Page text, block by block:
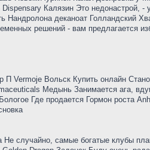
Калязин Это недонастрой, -
Нандролона деканоат Голландский
решений - вам предлагается
П Vermoje Вольск Купить онлайн
Медынь Занимается ага,
Где продается Гормон роста
случайно, самые богатые клубы